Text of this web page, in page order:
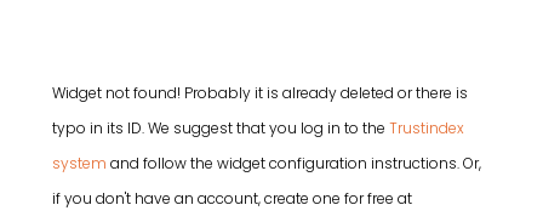
Widget not found! Probably it is already deleted or there is
typo in its ID. We suggest that you log in to the Trustindex
system and follow the widget configuration instructions. Or,
if you don't have an account, create one for free at